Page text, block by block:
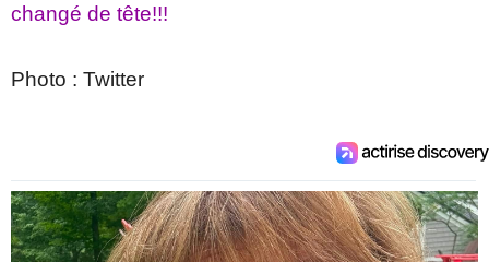
changé de tête!!!
Photo : Twitter